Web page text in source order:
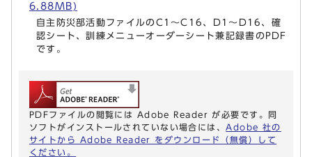
6.88MB)
自主防災部活動ファイルのC1～C16、D1～D16、確
認シート、訓練メニューオーダーシート兼記録書のPDF
です。
PDFファイルの閲覧には Adobe Reader が必要です。同
ソフトがインストールされていない場合には、 Adobe 社の
サイトから Adobe Reader をダウンロード（無償）して
ください。